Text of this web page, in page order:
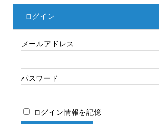
ログイン
メールアドレス
パスワード
ログイン情報を記憶